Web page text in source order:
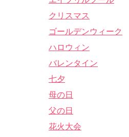
クリスマス
ゴールデンウィーク
ハロウィン
バレンタイン
七夕
母の日
父の日
花火大会